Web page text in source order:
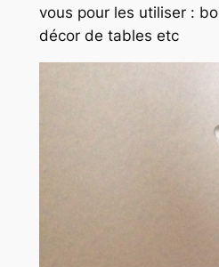
vous pour les utiliser :
décor de tables etc